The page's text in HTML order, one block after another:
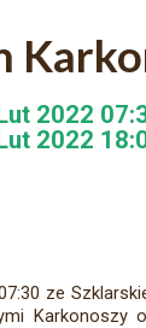
2022
2022
ze
Karkonoszy